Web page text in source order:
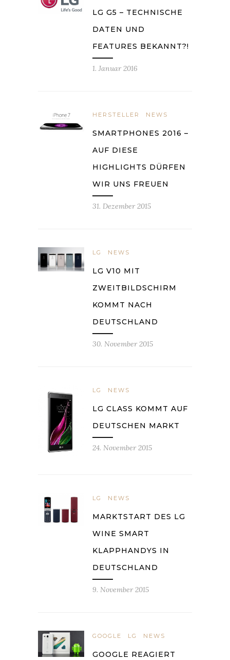
LG G5 – TECHNISCHE
DATEN UND
FEATURES BEKANNT?!
1. Januar 2016
HERSTELLER NEWS
SMARTPHONES 2016 –
AUF DIESE
HIGHLIGHTS DÜRFEN
WIR UNS FREUEN
31. Dezember 2015
LG NEWS
LG V10 MIT
ZWEITBILDSCHIRM
KOMMT NACH
DEUTSCHLAND
30. November 2015
LG NEWS
LG CLASS KOMMT AUF
DEUTSCHEN MARKT
24. November 2015
LG NEWS
MARKTSTART DES LG
WINE SMART
KLAPPHANDYS IN
DEUTSCHLAND
9. November 2015
GOOGLE LG NEWS
GOOGLE REAGIERT